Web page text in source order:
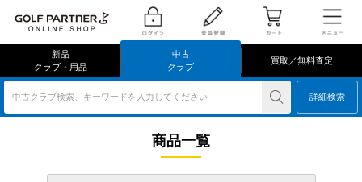
新品
クラブ・用品
中古
クラブ
買取／無料査定
中古クラブ検索、キーワードを入力してください 詳細検索
商品一覧